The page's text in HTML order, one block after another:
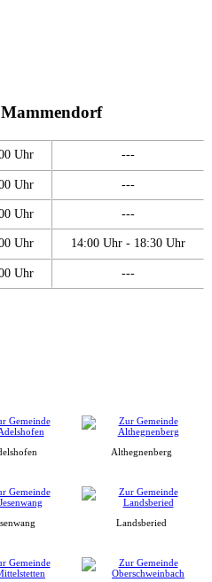
Uhr ---
Uhr ---
Uhr ---
Uhr 14:00 Uhr - 18:30 Uhr
Uhr ---
Althegnenberg
Landsberied